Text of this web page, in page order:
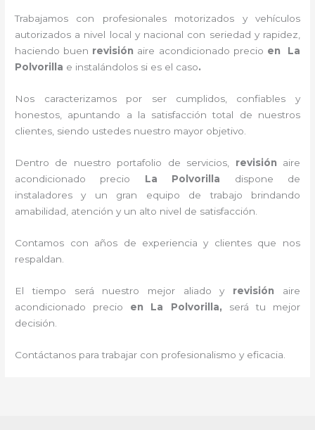
Trabajamos con profesionales motorizados y vehículos
autorizados a nivel local y nacional con seriedad y rapidez,
haciendo buen revisión aire acondicionado precio en La
Polvorilla e instalándolos si es el caso.
Nos caracterizamos por ser cumplidos, confiables y
honestos, apuntando a la satisfacción total de nuestros
clientes, siendo ustedes nuestro mayor objetivo.
Dentro de nuestro portafolio de servicios, revisión aire
acondicionado precio La Polvorilla dispone de
instaladores y un gran equipo de trabajo brindando
amabilidad, atención y un alto nivel de satisfacción.
Contamos con años de experiencia y clientes que nos
respaldan.
El tiempo será nuestro mejor aliado y revisión aire
acondicionado
precio en La Polvorilla, será tu mejor
decisión.
Contáctanos para trabajar con profesionalismo y eficacia.